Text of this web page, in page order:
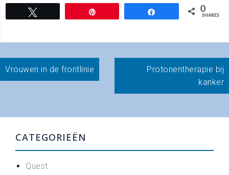
0
SHARES
Bericht
navigatie
Vrouwen in de frontlinie
Protonentherapie bij
kanker
CATEGORIEËN
Quest